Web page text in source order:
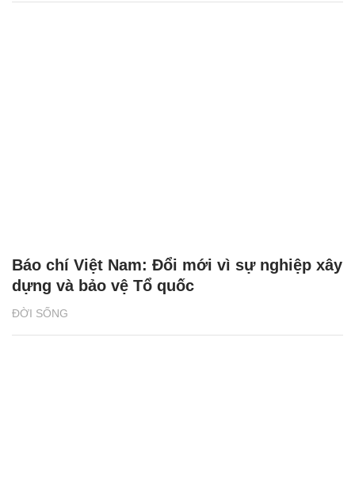
ĐỜI SỐNG
Báo chí Việt Nam: Đổi mới vì sự nghiệp xây
dựng và bảo vệ Tổ quốc